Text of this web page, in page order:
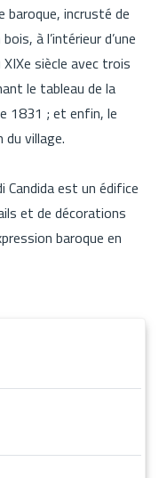
incrusté de
à l’intérieur d’une
siècle avec trois
le tableau de la
1831 ; et enfin, le
village.
Candida est un édifice
et de décorations
baroque en